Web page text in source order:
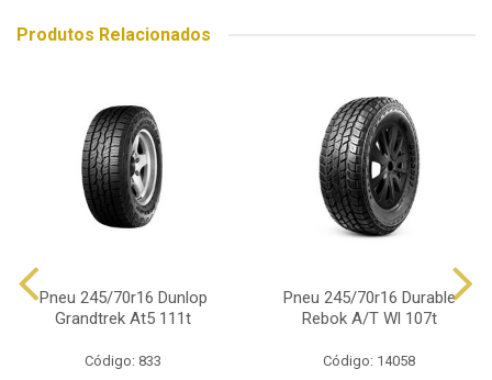
Produtos Relacionados
Pneu 245/70r16 Dunlop
Grandtrek At5 111t
Código: 833
Pneu 245/70r16 Durable
Rebok A/T Wl 107t
Código: 14058